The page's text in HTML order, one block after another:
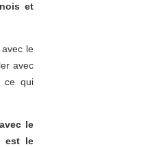
et
le
avec
ce qui
le
est le